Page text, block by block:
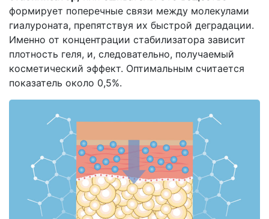
формирует поперечные связи между молекулами
гиалуроната, препятствуя их быстрой деградации.
Именно от концентрации стабилизатора зависит
плотность геля, и, следовательно, получаемый
косметический эффект. Оптимальным считается
показатель около 0,5%.